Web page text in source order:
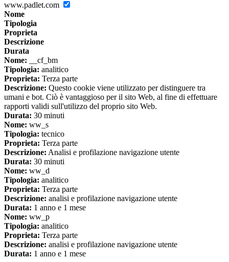
www.padlet.com
Nome
Tipologia
Proprieta
Descrizione
Durata
Nome: __cf_bm
Tipologia: analitico
Proprieta: Terza parte
Descrizione: Questo cookie viene utilizzato per distinguere tra
umani e bot. Ciò è vantaggioso per il sito Web, al fine di effettuare
rapporti validi sull'utilizzo del proprio sito Web.
Durata: 30 minuti
Nome: ww_s
Tipologia: tecnico
Proprieta: Terza parte
Descrizione: Analisi e profilazione navigazione utente
Durata: 30 minuti
Nome: ww_d
Tipologia: analitico
Proprieta: Terza parte
Descrizione: analisi e profilazione navigazione utente
Durata: 1 anno e 1 mese
Nome: ww_p
Tipologia: analitico
Proprieta: Terza parte
Descrizione: analisi e profilazione navigazione utente
Durata: 1 anno e 1 mese